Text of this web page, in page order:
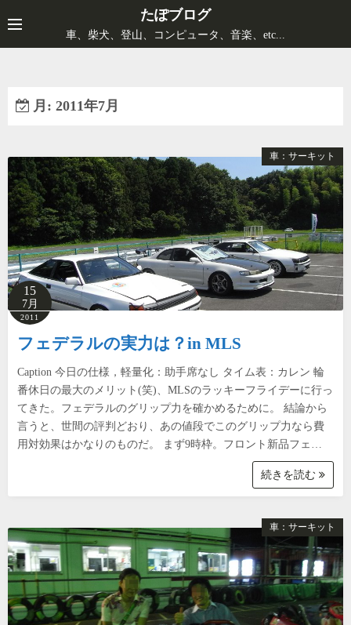
ン
テ
ッ
プ
たぽブログ
車、柴犬、登山、コンピュータ、音楽、etc...
月: 2011年7月
車：サーキット
15
7月
2011
フェデラルの実力は？in MLS
Caption 今日の仕様，軽量化：助手席なし タイム表：カレン 輪
番休日の最大のメリット(笑)、MLSのラッキーフライデーに行っ
てきた。フェデラルのグリップ力を確かめるために。 結論から
言うと、世間の評判どおり、あの値段でこのグリップ力なら費
用対効果はかなりのものだ。 まず9時枠。フロント新品フェ…
続きを読む
車：サーキット